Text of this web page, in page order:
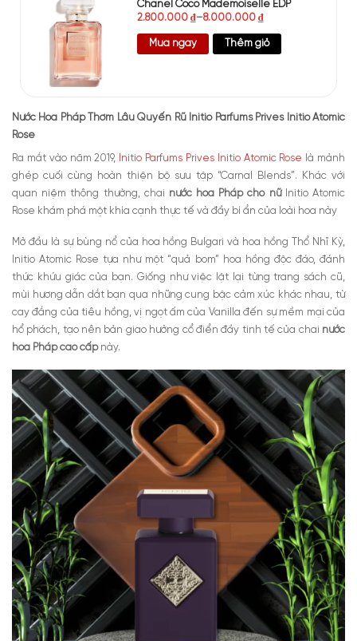
Chanel Coco Mademoiselle EDP
2.800.000₫–8.000.000₫
Mua ngay Thêm giỏ
Nước Hoa Pháp Thơm Lâu Quyến Rũ Initio Parfums Prives Initio Atomic
Rose
Ra mắt vào năm 2019, Initio Parfums Prives Initio Atomic Rose
là mảnh
ghép cuối cùng hoàn thiện bộ sưu tập “Carnal Blends”. Khác với
quan niệm thông thường, chai nước hoa Pháp cho nữInitio Atomic
Rose khám phá một khía cạnh thực tế và đầy bí ẩn của loài hoa này
Mở đầu là sự bùng nổ của hoa hồng Bulgari và hoa hồng Thổ Nhĩ Kỳ,
Initio Atomic Rose tựa như một “quả bom” hoa hồng độc đáo, đánh
thức khứu giác của bạn. Giống như việc lật lại từng trang sách cũ,
mùi hương dẫn dắt bạn qua những cung bậc cảm xúc khác nhau, từ
cay đắng của tiêu hồng, vị ngọt ấm của Vanilla đến sự mềm mại của
hổ phách, tạo nên bản giao hưởng cổ điển đầy tinh tế của chai nước
hoa Pháp cao cấpnày.